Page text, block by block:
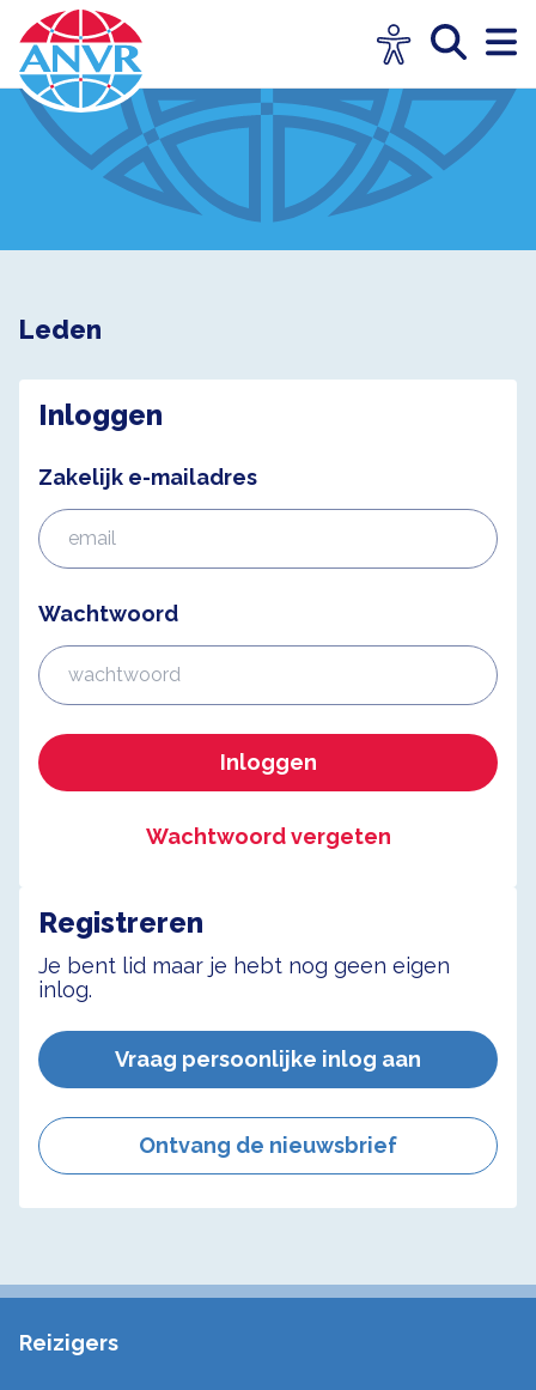
Leden
Inloggen
Zakelijk e-mailadres
Wachtwoord
Inloggen
Wachtwoord vergeten
Registreren
Je bent lid maar je hebt nog geen eigen
inlog.
Vraag persoonlijke inlog aan
Ontvang de nieuwsbrief
Reizigers